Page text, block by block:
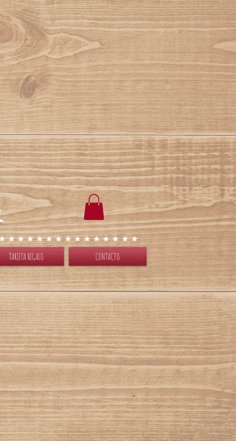
TARJETA REGALO CONTACTO